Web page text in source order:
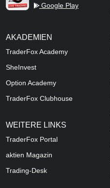
Google Play
AKADEMIEN
TraderFox Academy
SheInvest
Option Academy
TraderFox Clubhouse
WEITERE LINKS
TraderFox Portal
aktien Magazin
Trading-Desk